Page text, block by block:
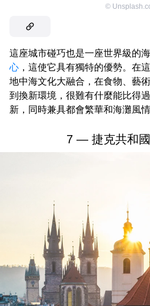
©
這座城市碰巧也是一座世界級的
心 ，這使它具有獨特的優勢。在
地中海文化大融合，在食物、藝
到換新環境，很難有什麼能比得
新，同時兼具都會繁華和海灘風情
7 — 捷克共和